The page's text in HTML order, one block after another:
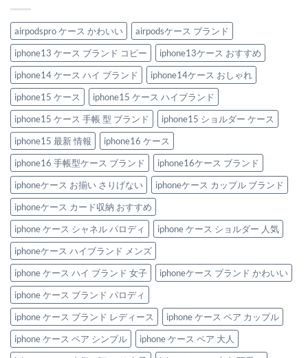
airpodspro ケース かわいい
airpodsケース ブランド
iphone13 ケース ブランド コピー
iphone13ケース おすすめ
iphone14 ケース ハイ ブランド
iphone14ケース おしゃれ
iphone15 ケース
iphone15 ケース ハイブランド
iphone15 ケース 手帳 型 ブランド
iphone15 ショルダー ケース
iphone15 最新 情報
iphone16 ケース
iphone16 手帳型ケース ブランド
iphone16ケース ブランド
iphoneケース お揃い さりげない
iphoneケース カップル ブランド
iphoneケース カード収納 おすすめ
iphone ケース シャネル パロディ
iphone ケース ショルダー 人気
iphoneケース ハイブランド メンズ
iphone ケース ハイ ブランド 女子
iphoneケース ブランド かわいい
iphone ケース ブランド パロディ
iphone ケース ブランド レディース
iphone ケース ペア カップル
iphone ケース ペア シンプル
iphone ケース ペア 大人